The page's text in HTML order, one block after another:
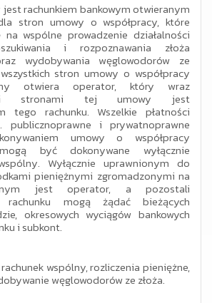
jest rachunkiem bankowym otwieranym
stron umowy o współpracy, które
na wspólne prowadzenie działalności
i rozpoznawania złoża
wydobywania węglowodorów ze
stron umowy o współpracy
otwiera operator, który wraz
stronami tej umowy jest
tego rachunku. Wszelkie płatności
publicznoprawne i prywatnoprawne
umowy o współpracy
być dokonywane wyłącznie
Wyłącznie uprawnionym do
pieniężnymi zgromadzonymi na
jest operator, a pozostali
rachunku mogą żądać bieżących
okresowych wyciągów bankowych
i subkont.
wspólny, rozliczenia pieniężne,
węglowodorów ze złoża.